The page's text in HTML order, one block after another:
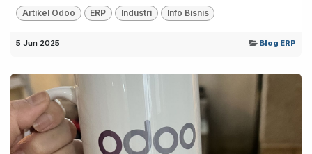
Artikel Odoo ERP Industri Info Bisnis
5 Jun 2025 Blog ERP